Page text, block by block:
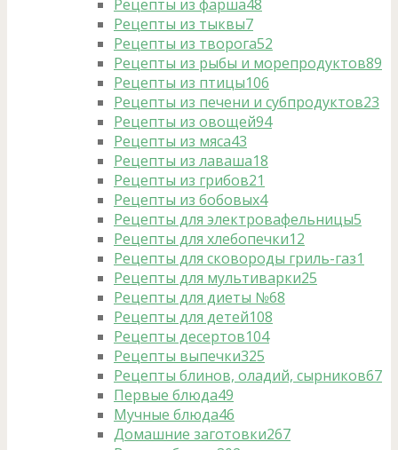
Рецепты из фарша48
Рецепты из тыквы7
Рецепты из творога52
Рецепты из рыбы и морепродуктов89
Рецепты из птицы106
Рецепты из печени и субпродуктов23
Рецепты из овощей94
Рецепты из мяса43
Рецепты из лаваша18
Рецепты из грибов21
Рецепты из бобовых4
Рецепты для электровафельницы5
Рецепты для хлебопечки12
Рецепты для сковороды гриль-газ1
Рецепты для мультиварки25
Рецепты для диеты №68
Рецепты для детей108
Рецепты десертов104
Рецепты выпечки325
Рецепты блинов, оладий, сырников67
Первые блюда49
Мучные блюда46
Домашние заготовки267